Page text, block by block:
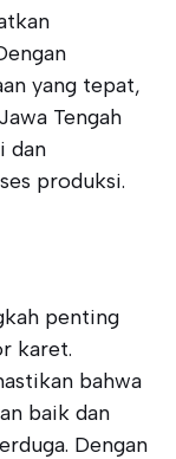
yang tepat,
Tengah
dan
produksi.
penting
karet.
bahwa
baik dan
Dengan